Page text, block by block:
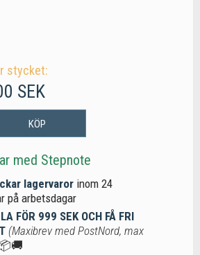
stycket:
SEK
KÖP
med Stepnote
lagervaror inom 24
på arbetsdagar
FÖR 999 SEK OCH FÅ FRI
(Maxibrev med PostNord, max